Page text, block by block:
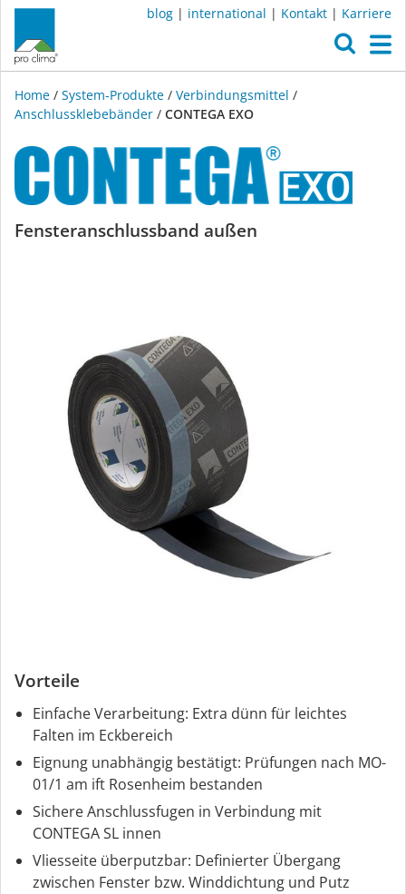
blog | international | Kontakt | Karriere
Home / System-Produkte / Verbindungsmittel /
Anschlussklebebänder / CONTEGA EXO
CONTEGA
Fensteranschlussband außen
Vorteile
Einfache Verarbeitung: Extra dünn für leichtes
Falten im Eckbereich
Eignung unabhängig bestätigt: Prüfungen nach MO-
01/1 am ift Rosenheim bestanden
Sichere Anschlussfugen in Verbindung mit
CONTEGA SL innen
Vliesseite überputzbar: Definierter Übergang
zwischen Fenster bzw. Winddichtung und Putz